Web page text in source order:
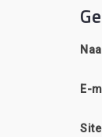
E-
Site